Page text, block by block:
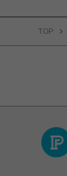
TOP